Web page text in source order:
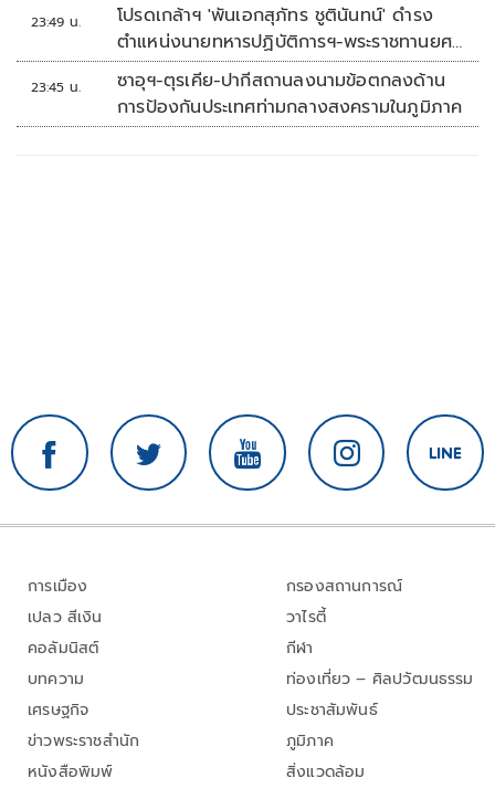
23:49 น.
โปรดเกล้าฯ 'พันเอกสุภัทร ชูตินันทน์' ดำรง
ตำแหน่งนายทหารปฏิบัติการฯ-พระราชทานยศ
'พลตรี'
23:45 น.
ซาอุฯ-ตุรเคีย-ปากีสถานลงนามข้อตกลงด้าน
การป้องกันประเทศท่ามกลางสงครามในภูมิภาค
การเมือง
เปลว สีเงิน
คอลัมนิสต์
บทความ
เศรษฐกิจ
ข่าวพระราชสำนัก
หนังสือพิมพ์
กรองสถานการณ์
วาไรตี้
กีฬา
ท่องเที่ยว – ศิลปวัฒนธรรม
ประชาสัมพันธ์
ภูมิภาค
สิ่งแวดล้อม